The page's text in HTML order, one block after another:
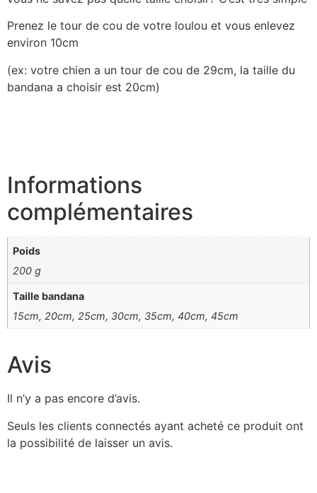
Prenez le tour de cou de votre loulou et vous enlevez
environ 10cm
(ex: votre chien a un tour de cou de 29cm, la taille du
bandana a choisir est 20cm)
Informations
complémentaires
Poids
200 g
Taille bandana
15cm, 20cm, 25cm, 30cm, 35cm, 40cm, 45cm
Avis
Il n’y a pas encore d’avis.
Seuls les clients connectés ayant acheté ce produit ont
la possibilité de laisser un avis.